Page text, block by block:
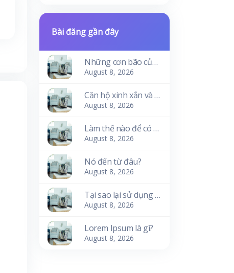
Bài đăng gần đây
Những cơn bão của sóng
August 8, 2026
Căn hộ xinh xắn và ấm cúng
August 8, 2026
Làm thế nào để có nó?
August 8, 2026
Nó đến từ đâu?
August 8, 2026
Tại sao lại sử dụng nó?
August 8, 2026
Lorem Ipsum là gì?
August 8, 2026